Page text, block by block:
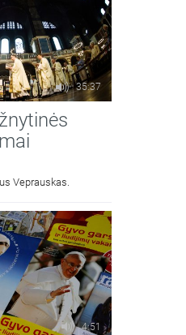
35:37
Veprauskas.
4:51